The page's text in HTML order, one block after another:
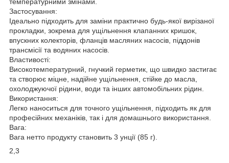
Застосування:
Ідеально підходить для заміни практично будь-якої вирізаної
прокладки, зокрема для ущільнення клапанних кришок,
впускних колекторів, фланців масляних насосів, піддонів
трансмісії та водяних насосів.
Властивості:
Високотемпературний, гнучкий герметик, що швидко застигає
та створює міцне, надійне ущільнення, стійке до масла,
охолоджуючої рідини, води та інших автомобільних рідин.
Використання:
Легко наноситься для точного ущільнення, підходить як для
професійних механіків, так і для домашнього використання.
Вага:
Вага нетто продукту становить 3 унції (85 г).
2,3